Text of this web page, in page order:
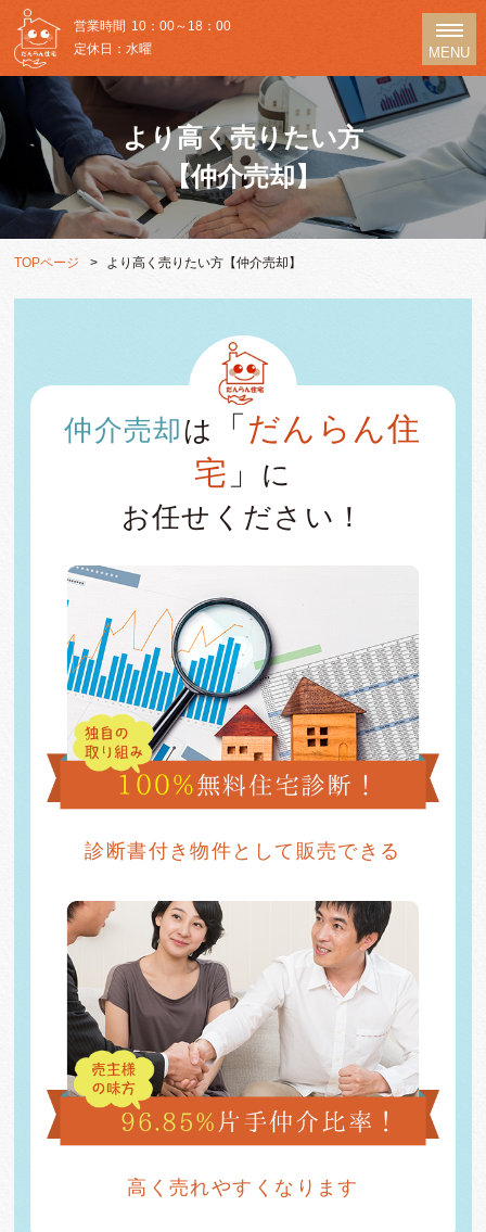
営業時間 10：00～18：00
定休日：水曜
MENU
より高く売りたい方
【仲介売却】
TOPページ より高く売りたい方【仲介売却】
仲介売却は 「 だんらん住
宅 」
に
お任せください！
診断書付き物件として販売できる
高く売れやすくなります